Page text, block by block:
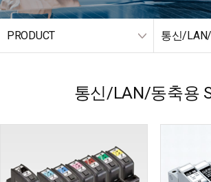
PRODUCT 통신/
통신/LAN/동축용